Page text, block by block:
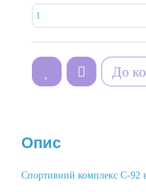
До
Опис
Спортивний комплекс С-92